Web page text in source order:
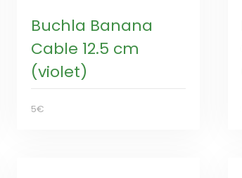
Buchla Banana
Cable 12.5 cm
(violet)
5€